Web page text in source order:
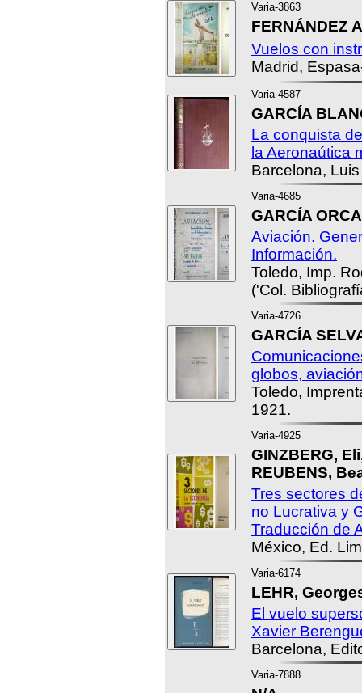
Varia-3863
FERNÁNDEZ
Vuelos con
Madrid,
Varia-4587
GARCÍA
La conquista
la Aeronaútica
Barcelona,
Varia-4685
GARCÍA
Aviación.
Información.
Toledo, Imp.
('Col.
Varia-4726
GARCÍA
globos,
Toledo,
1921.
Varia-4925
GINZBERG,
REUBENS,
Tres sectores
no Lucrativa y
Traducción de
México, Ed.
Varia-6174
LEHR,
El vuelo
Xavier
Barcelona,
Varia-7888